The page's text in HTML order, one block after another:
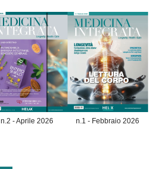
n.2 - Aprile 2026 n.1 - Febbraio 2026